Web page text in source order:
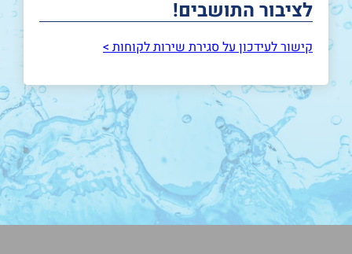
לציבור התושבים!
קישור לעידכון על סגירת שירות לקוחות >